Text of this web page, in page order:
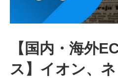
事例
動画
【国内・海外
ス】イオン、